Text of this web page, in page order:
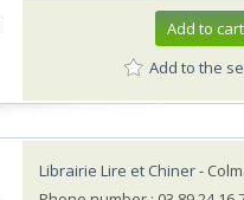
Add to cart
Add to the
Librairie Lire et Chiner-